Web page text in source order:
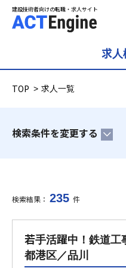
建設技術者向けの転職・求人サイト
求人
TOP 求人一覧
検索条件を変更する
検索結果： 235 件
若手活躍中！鉄道工
都港区／品川
建設技術者向けの転職・求人サイト
コラム
給与シミュレーション